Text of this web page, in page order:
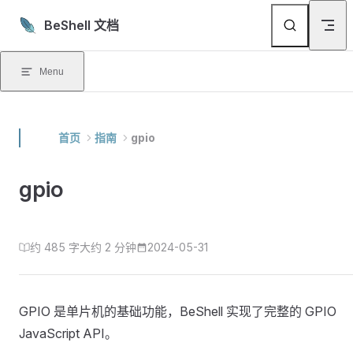
Skip to content
BeShell 文档
Menu
首页 指南 gpio
gpio
约 485 字大约 2 分钟 2024-05-31
GPIO 是单片机的基础功能，BeShell 实现了完整的 GPIO
JavaScript API。